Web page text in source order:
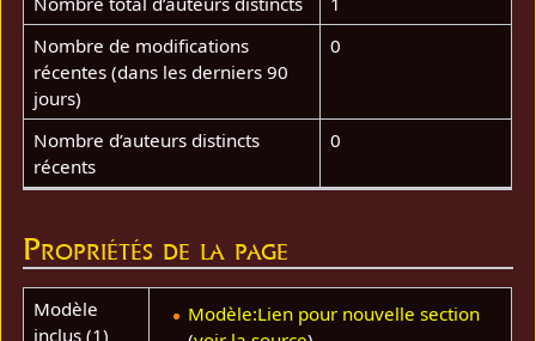
Nombre de modifications
récentes (dans les derniers 90
jours)
0
Nombre d’auteurs distincts
récents
0
Propriétés de la page
Modèle
inclus (1)
Modèle:Lien pour nouvelle section